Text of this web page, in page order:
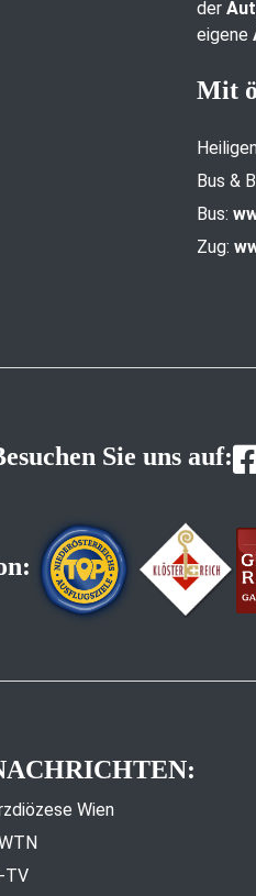
der
eigene
Mit
Bus &
Bus:
Zug:
Sie uns auf:
Wien
TV